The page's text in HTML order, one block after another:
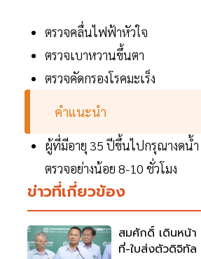
ตรวจคลื่นไฟฟ้าหัวใจ
ตรวจเบาหวานขึ้นตา
ตรวจคัดกรองโรคมะเร็ง
คำแนะนำ
ผู้ที่มีอายุ 35 ปีขึ้นไปกรุณางดน้ำ
ตรวจอย่างน้อย 8-10 ชั่วโมง
ข่าวที่เกี่ยวข้อง
สมศักดิ์ เดินหน้
ที่-ใบส่งตัวดิจิทัล